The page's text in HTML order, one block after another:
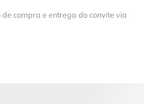
compra e entrega do convite via